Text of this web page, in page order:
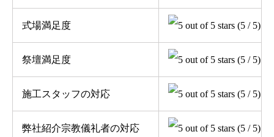
式場満足度 (5 / 5)
祭壇満足度 (5 / 5)
施工スタッフの対応 (5 / 5)
弊社紹介宗教儀礼者の対応 (5 / 5)